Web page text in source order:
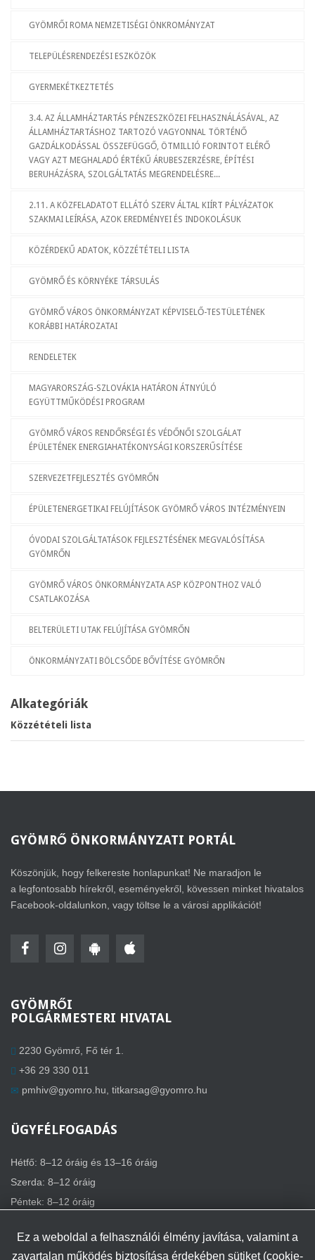
GYÖMRŐI ROMA NEMZETISÉGI ÖNKROMÁNYZAT
TELEPÜLÉSRENDEZÉSI ESZKÖZÖK
GYERMEKÉTKEZTETÉS
3.4. AZ ÁLLAMHÁZTARTÁS PÉNZESZKÖZEI FELHASZNÁLÁSÁVAL, AZ
ÁLLAMHÁZTARTÁSHOZ TARTOZÓ VAGYONNAL TÖRTÉNŐ
GAZDÁLKODÁSSAL ÖSSZEFÜGGŐ, ÖTMILLIÓ FORINTOT ELÉRŐ
VAGY AZT MEGHALADÓ ÉRTÉKŰ ÁRUBESZERZÉSRE, ÉPÍTÉSI
BERUHÁZÁSRA, SZOLGÁLTATÁS MEGRENDELÉSRE...
2.11. A KÖZFELADATOT ELLÁTÓ SZERV ÁLTAL KIÍRT PÁLYÁZATOK
SZAKMAI LEÍRÁSA, AZOK EREDMÉNYEI ÉS INDOKOLÁSUK
KÖZÉRDEKŰ ADATOK, KÖZZÉTÉTELI LISTA
GYÖMRŐ ÉS KÖRNYÉKE TÁRSULÁS
GYÖMRŐ VÁROS ÖNKORMÁNYZAT KÉPVISELŐ-TESTÜLETÉNEK
KORÁBBI HATÁROZATAI
RENDELETEK
MAGYARORSZÁG-SZLOVÁKIA HATÁRON ÁTNYÚLÓ
EGYÜTTMŰKÖDÉSI PROGRAM
GYÖMRŐ VÁROS RENDŐRSÉGI ÉS VÉDŐNŐI SZOLGÁLAT
ÉPÜLETÉNEK ENERGIAHATÉKONYSÁGI KORSZERŰSÍTÉSE
SZERVEZETFEJLESZTÉS GYÖMRŐN
ÉPÜLETENERGETIKAI FELÚJÍTÁSOK GYÖMRŐ VÁROS INTÉZMÉNYEIN
ÓVODAI SZOLGÁLTATÁSOK FEJLESZTÉSÉNEK MEGVALÓSÍTÁSA
GYÖMRŐN
GYÖMRŐ VÁROS ÖNKORMÁNYZATA ASP KÖZPONTHOZ VALÓ
CSATLAKOZÁSA
BELTERÜLETI UTAK FELÚJÍTÁSA GYÖMRŐN
ÖNKORMÁNYZATI BÖLCSŐDE BŐVÍTÉSE GYÖMRŐN
Alkategóriák
Közzétételi lista
GYÖMRŐ ÖNKORMÁNYZATI PORTÁL
Köszönjük, hogy felkereste honlapunkat! Ne maradjon le
a legfontosabb hírekről, eseményekről, kövessen minket hivatalos
Facebook-oldalunkon, vagy töltse le a városi applikációt!
GYÖMRŐI
POLGÁRMESTERI HIVATAL
2230 Gyömrő, Fő tér 1.
+36 29 330 011
pmhiv@gyomro.hu titkarsag@gyomro.hu
ÜGYFÉLFOGADÁS
Hétfő: 8–12 óráig és 13–16 óráig
Szerda: 8–12 óráig
Péntek: 8–12 óráig
Ez a weboldal a felhasználói élmény javítása, valamint a
zavartalan működés biztosítása érdekében sütiket (cookie-